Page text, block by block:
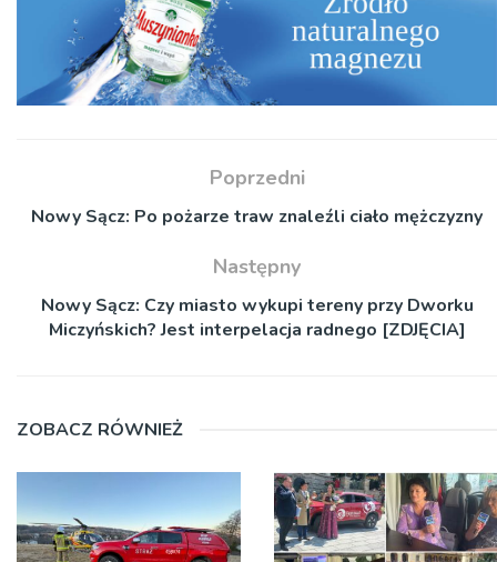
Poprzedni
Nowy Sącz: Po pożarze traw znaleźli ciało mężczyzny
Następny
Nowy Sącz: Czy miasto wykupi tereny przy Dworku
Miczyńskich? Jest interpelacja radnego [ZDJĘCIA]
ZOBACZ RÓWNIEŻ